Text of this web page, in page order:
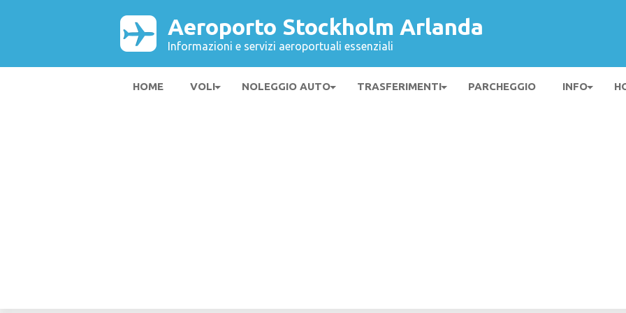
Aeroporto Stockholm Arlanda
Informazioni e servizi aeroportuali essenziali
HOME VOLI NOLEGGIO AUTO TRASFERIMENTI PARCHEGGIO INFO